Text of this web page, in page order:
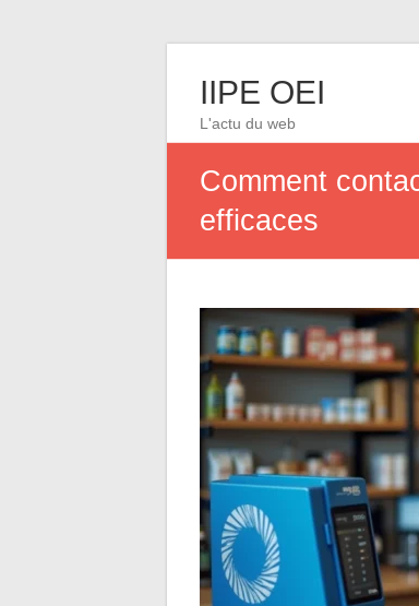
IIPE OEI
L'actu du web
Comment
efficaces